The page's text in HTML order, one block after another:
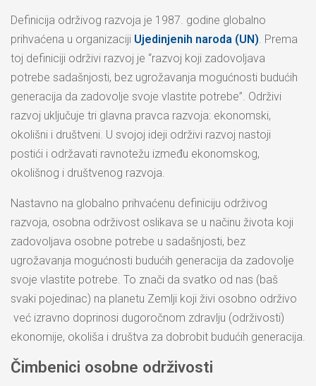
Definicija održivog razvoja je 1987. godine globalno
prihvaćena u organizaciji Ujedinjenih naroda (UN). Prema
toj definiciji održivi razvoj je “razvoj koji zadovoljava
potrebe sadašnjosti, bez ugrožavanja mogućnosti budućih
generacija da zadovolje svoje vlastite potrebe”. Održivi
razvoj uključuje tri glavna pravca razvoja: ekonomski,
okolišni i društveni. U svojoj ideji održivi razvoj nastoji
postići i održavati ravnotežu između ekonomskog,
okolišnog i društvenog razvoja.
Nastavno na globalno prihvaćenu definiciju održivog
razvoja, osobna održivost oslikava se u načinu života koji
zadovoljava osobne potrebe u sadašnjosti, bez
ugrožavanja mogućnosti budućih generacija da zadovolje
svoje vlastite potrebe. To znači da svatko od nas (baš
svaki pojedinac) na planetu Zemlji koji živi osobno održivo
već izravno doprinosi dugoročnom zdravlju (održivosti)
ekonomije, okoliša i društva za dobrobit budućih generacija.
Čimbenici osobne održivosti